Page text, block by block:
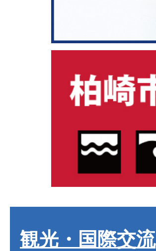
観光・国際交流